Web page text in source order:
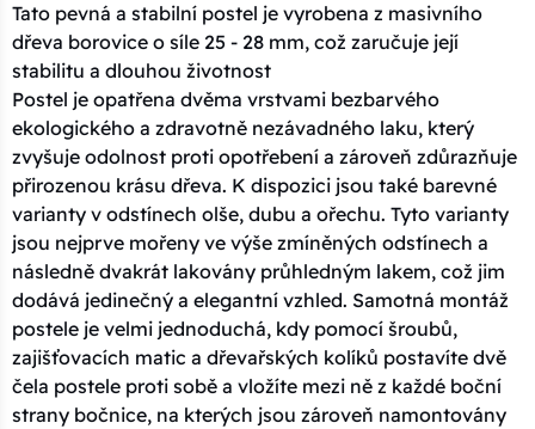
Tato pevná a stabilní postel je vyrobena z masivního
dřeva borovice o síle 25 - 28 mm, což zaručuje její
stabilitu a dlouhou životnost
Postel je opatřena dvěma vrstvami bezbarvého
ekologického a zdravotně nezávadného laku, který
zvyšuje odolnost proti opotřebení a zároveň zdůrazňuje
přirozenou krásu dřeva. K dispozici jsou také barevné
varianty v odstínech olše, dubu a ořechu. Tyto varianty
jsou nejprve mořeny ve výše zmíněných odstínech a
následně dvakrát lakovány průhledným lakem, což jim
dodává jedinečný a elegantní vzhled. Samotná montáž
postele je velmi jednoduchá, kdy pomocí šroubů,
zajišťovacích matic a dřevařských kolíků postavíte dvě
čela postele proti sobě a vložíte mezi ně z každé boční
strany bočnice, na kterých jsou zároveň namontovány